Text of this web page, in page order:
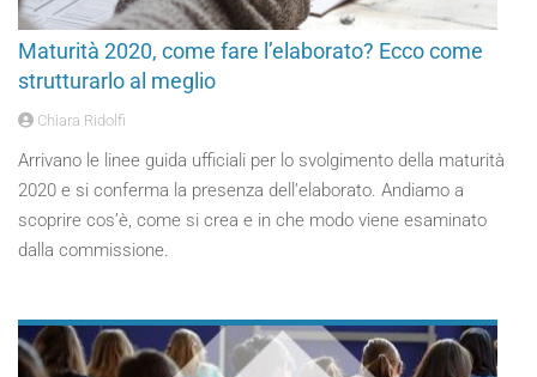
Maturità 2020, come fare l’elaborato? Ecco come
strutturarlo al meglio
Chiara Ridolfi
Arrivano le linee guida ufficiali per lo svolgimento della maturità
2020 e si conferma la presenza dell’elaborato. Andiamo a
scoprire cos’è, come si crea e in che modo viene esaminato
dalla commissione.